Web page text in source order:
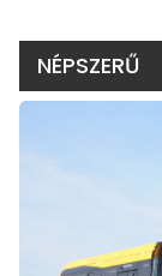
NÉPSZERŰ